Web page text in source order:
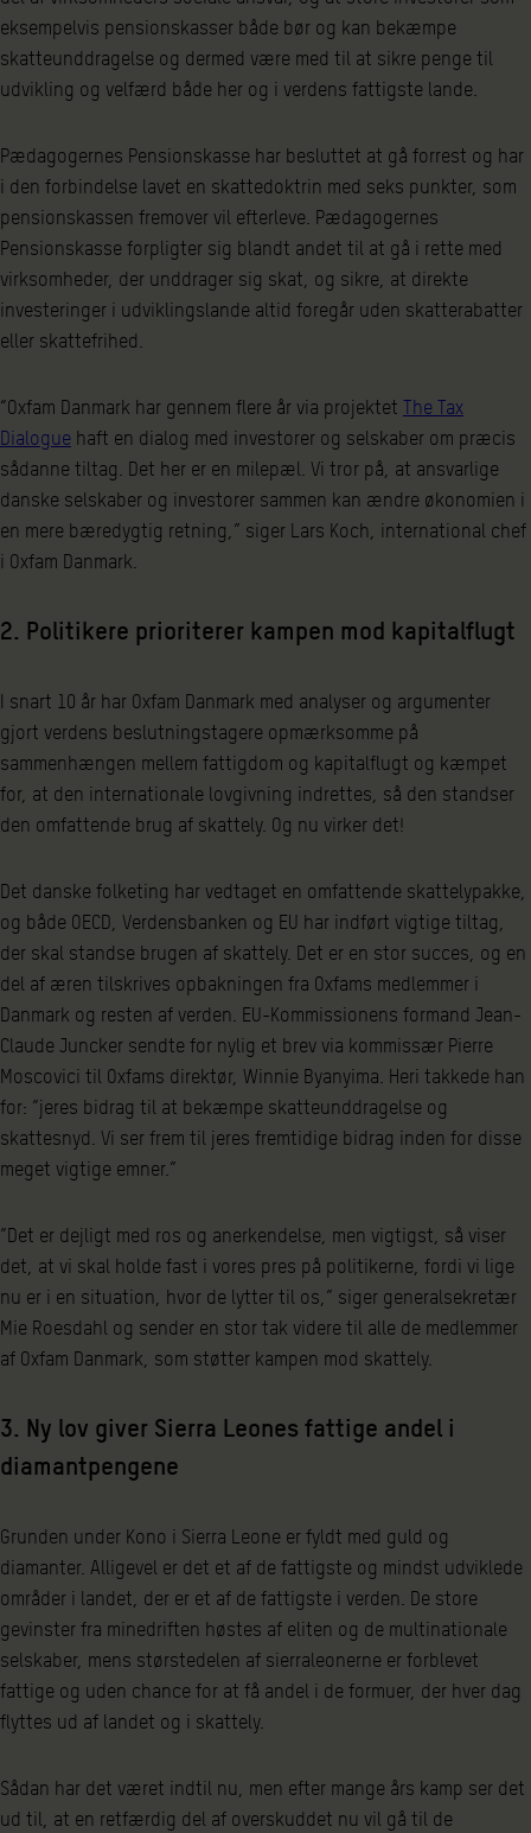
eksempelvis pensionskasser både bør og kan bekæmpe
skatteunddragelse og dermed være med til at sikre penge til
udvikling og velfærd både her og i verdens fattigste lande.
Pædagogernes Pensionskasse har besluttet at gå forrest og har
i den forbindelse lavet en skattedoktrin med seks punkter, som
pensionskassen fremover vil efterleve. Pædagogernes
Pensionskasse forpligter sig blandt andet til at gå i rette med
virksomheder, der unddrager sig skat, og sikre, at direkte
investeringer i udviklingslande altid foregår uden skatterabatter
eller skattefrihed.
“Oxfam Danmark har gennem flere år via projektet The Tax
Dialogue haft en dialog med investorer og selskaber om præcis
sådanne tiltag. Det her er en milepæl. Vi tror på, at ansvarlige
danske selskaber og investorer sammen kan ændre økonomien i
en mere bæredygtig retning,” siger Lars Koch, international chef
i Oxfam Danmark.
2. Politikere prioriterer kampen mod kapitalflugt
I snart 10 år har Oxfam Danmark med analyser og argumenter
gjort verdens beslutningstagere opmærksomme på
sammenhængen mellem fattigdom og kapitalflugt og kæmpet
for, at den internationale lovgivning indrettes, så den standser
den omfattende brug af skattely. Og nu virker det!
Det danske folketing har vedtaget en omfattende skattelypakke,
og både OECD, Verdensbanken og EU har indført vigtige tiltag,
der skal standse brugen af skattely. Det er en stor succes, og en
del af æren tilskrives opbakningen fra Oxfams medlemmer i
Danmark og resten af verden. EU-Kommissionens formand Jean-
Claude Juncker sendte for nylig et brev via kommissær Pierre
Moscovici til Oxfams direktør, Winnie Byanyima. Heri takkede han
for: ”jeres bidrag til at bekæmpe skatteunddragelse og
skattesnyd. Vi ser frem til jeres fremtidige bidrag inden for disse
meget vigtige emner.”
”Det er dejligt med ros og anerkendelse, men vigtigst, så viser
det, at vi skal holde fast i vores pres på politikerne, fordi vi lige
nu er i en situation, hvor de lytter til os,” siger generalsekretær
Mie Roesdahl og sender en stor tak videre til alle de medlemmer
af Oxfam Danmark, som støtter kampen mod skattely.
3. Ny lov giver Sierra Leones fattige andel i
diamantpengene
Grunden under Kono i Sierra Leone er fyldt med guld og
diamanter. Alligevel er det et af de fattigste og mindst udviklede
områder i landet, der er et af de fattigste i verden. De store
gevinster fra minedriften høstes af eliten og de multinationale
selskaber, mens størstedelen af sierraleonerne er forblevet
fattige og uden chance for at få andel i de formuer, der hver dag
flyttes ud af landet og i skattely.
Sådan har det været indtil nu, men efter mange års kamp ser det
ud til, at en retfærdig del af overskuddet nu vil gå til de